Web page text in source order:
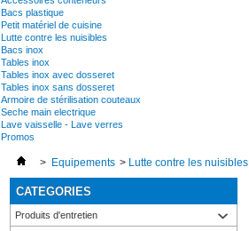
Bacs plastique
Petit matériel de cuisine
Lutte contre les nuisibles
Bacs inox
Tables inox
Tables inox avec dosseret
Tables inox sans dosseret
Armoire de stérilisation couteaux
Seche main electrique
Lave vaisselle - Lave verres
Promos
> Equipements > Lutte contre les nuisibles
CATEGORIES
Produits d'entretien